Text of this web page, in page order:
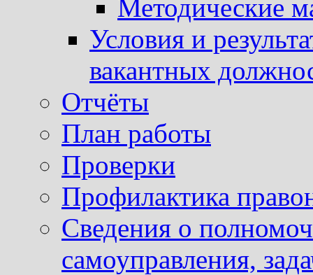
Методические
Условия и
вакантных
Отчёты
План работы
Проверки
Профилактика
Сведения о
самоуправления,